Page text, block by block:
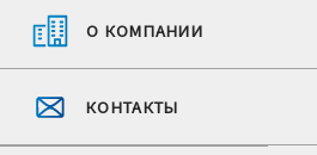
О КОМПАНИИ
КОНТАКТЫ